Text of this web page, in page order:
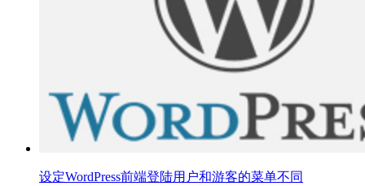
设定WordPress前端登陆用户和游客的菜单不同